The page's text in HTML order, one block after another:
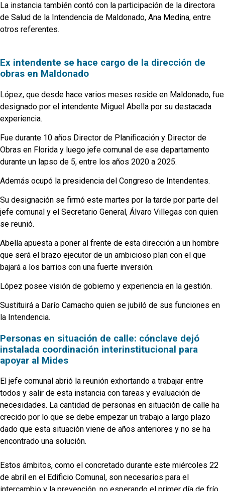
La instancia también contó con la participación de la directora
de Salud de la Intendencia de Maldonado, Ana Medina, entre
otros referentes.
Ex intendente se hace cargo de la dirección de
obras en Maldonado
López, que desde hace varios meses reside en Maldonado, fue
designado por el intendente Miguel Abella por su destacada
experiencia.
Fue durante 10 años Director de Planificación y Director de
Obras en Florida y luego jefe comunal de ese departamento
durante un lapso de 5, entre los años 2020 a 2025.
Además ocupó la presidencia del Congreso de Intendentes.
Su designación se firmó este martes por la tarde por parte del
jefe comunal y el Secretario General, Álvaro Villegas con quien
se reunió.
Abella apuesta a poner al frente de esta dirección a un hombre
que será el brazo ejecutor de un ambicioso plan con el que
bajará a los barrios con una fuerte inversión.
López posee visión de gobierno y experiencia en la gestión.
Sustituirá a Darío Camacho quien se jubiló de sus funciones en
la Intendencia.
Personas en situación de calle: cónclave dejó
instalada coordinación interinstitucional para
apoyar al Mides
El jefe comunal abrió la reunión exhortando a trabajar entre
todos y salir de esta instancia con tareas y evaluación de
necesidades. La cantidad de personas en situación de calle ha
crecido por lo que se debe empezar un trabajo a largo plazo
dado que esta situación viene de años anteriores y no se ha
encontrado una solución.
Estos ámbitos, como el concretado durante este miércoles 22
de abril en el Edificio Comunal, son necesarios para el